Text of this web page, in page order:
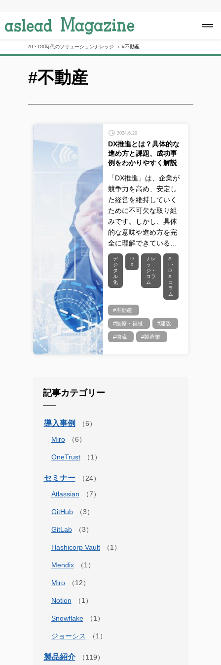
c
AI・DX時代のソリューションナレッジ #不動産
#不動産
2024.6.20
DX推進とは？具体的な
進め方と課題、成功事
例をわかりやすく解説
「DX推進」は、企業が
競争力を高め、安定し
た経営を維持していく
ために不可欠な取り組
みです。しかし、具体
的な意味や進め方を完
全に理解できている…
デ
ジ
タ
ル
化
D
X
ナレ
ッ
ジ・
コラ
ム
A
I・
D
X
コ
ラ
ム
#不動産
#医療・福祉 #建設
#物流 #製造業
記事カテゴリー
導入事例
Miro
OneTrust
セミナー
Atlassian
GitHub
GitLab
Hashicorp Vault
Mendix
Miro
Notion
Snowflake
ジョーシス
製品紹介